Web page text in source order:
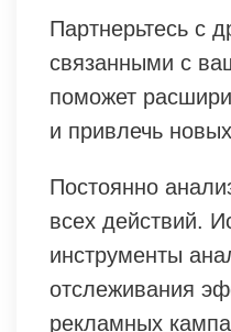
Партнерьтесь с
связанными с
поможет
и привлечь
Постоянно
всех действий.
инструменты
отслеживания
рекламных